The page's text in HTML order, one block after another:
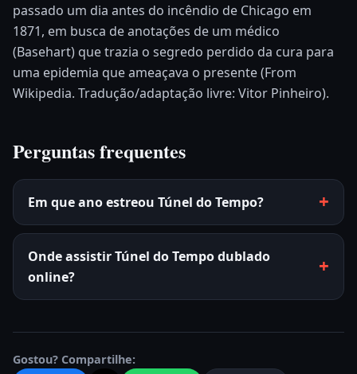
passado um dia antes do incêndio de Chicago em
1871, em busca de anotações de um médico
(Basehart) que trazia o segredo perdido da cura para
uma epidemia que ameaçava o presente (From
Wikipedia. Tradução/adaptação livre: Vitor Pinheiro).
Perguntas frequentes
Em que ano estreou Túnel do Tempo?
Onde assistir Túnel do Tempo dublado
online?
Gostou? Compartilhe: